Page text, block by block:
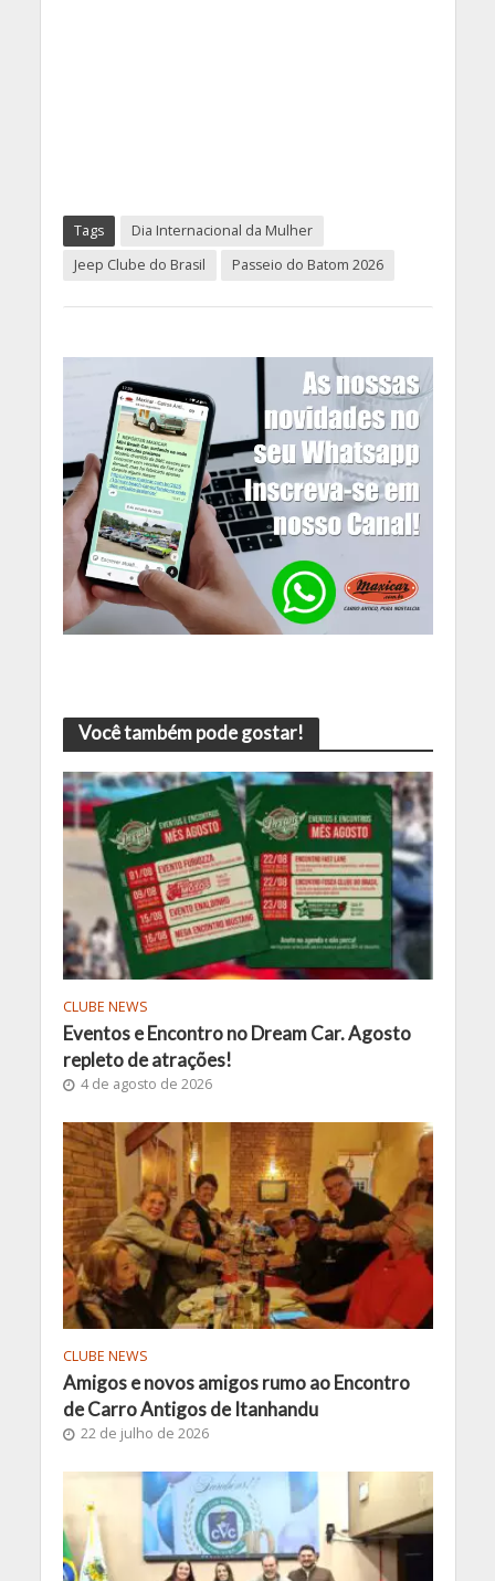
Tags
Dia Internacional da Mulher
Jeep Clube do Brasil
Passeio do Batom 2026
Você também pode gostar!
CLUBE NEWS
Eventos e Encontro no Dream Car. Agosto
repleto de atrações!
4 de agosto de 2026
CLUBE NEWS
Amigos e novos amigos rumo ao Encontro
de Carro Antigos de Itanhandu
22 de julho de 2026